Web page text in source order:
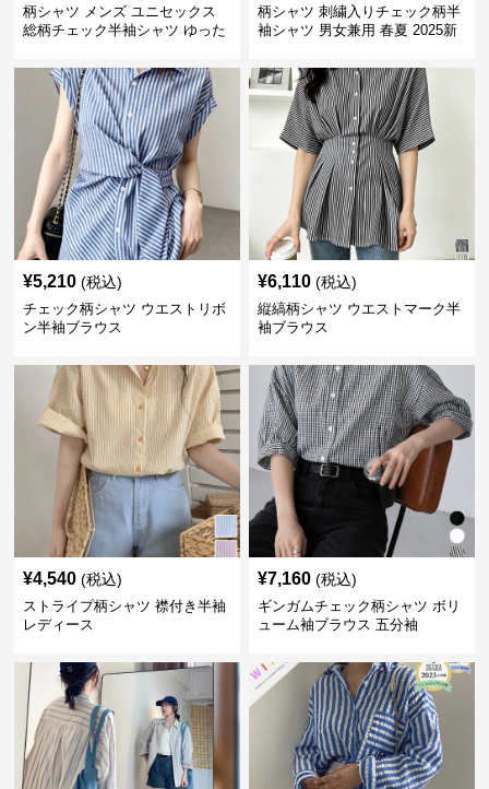
柄シャツ メンズ ユニセックス
総柄チェック半袖シャツ ゆった
柄シャツ 刺繍入りチェック柄半
袖シャツ 男女兼用 春夏 2025新
¥5,210 (税込)
チェック柄シャツ ウエストリボ
ン半袖ブラウス
¥6,110 (税込)
縦縞柄シャツ ウエストマーク半
袖ブラウス
¥4,540 (税込)
ストライプ柄シャツ 襟付き半袖
レディース
¥7,160 (税込)
ギンガムチェック柄シャツ ボリ
ューム袖ブラウス 五分袖